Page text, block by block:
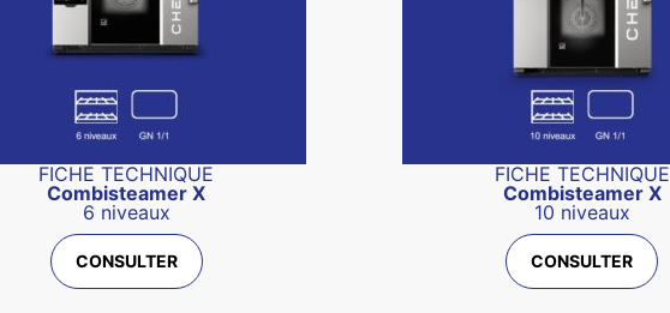
FICHE TECHNIQUE
Combisteamer X
6 niveaux
CONSULTER
FICHE TECHNIQUE
Combisteamer X
10 niveaux
CONSULTER